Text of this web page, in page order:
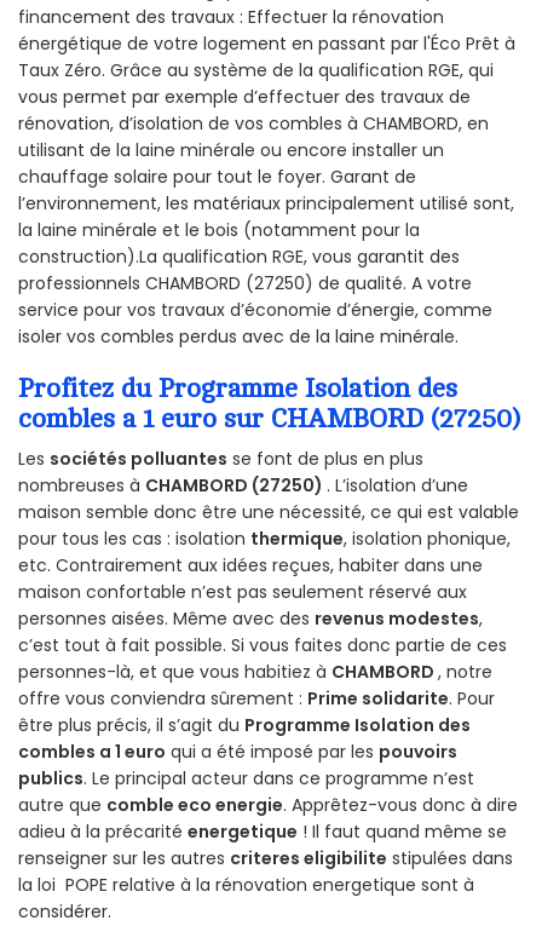
financement des travaux : Effectuer la rénovation
énergétique de votre logement en passant par l'Éco Prêt à
Taux Zéro. Grâce au système de la qualification RGE, qui
vous permet par exemple d’effectuer des travaux de
rénovation, d’isolation de vos combles à CHAMBORD, en
utilisant de la laine minérale ou encore installer un
chauffage solaire pour tout le foyer. Garant de
l’environnement, les matériaux principalement utilisé sont,
la laine minérale et le bois (notamment pour la
construction).La qualification RGE, vous garantit des
professionnels CHAMBORD (27250) de qualité. A votre
service pour vos travaux d’économie d’énergie, comme
isoler vos combles perdus avec de la laine minérale.
Profitez du Programme Isolation des
combles a 1 euro sur CHAMBORD (27250)
Les sociétés polluantes se font de plus en plus
nombreuses à CHAMBORD (27250) . L’isolation d’une
maison semble donc être une nécessité, ce qui est valable
pour tous les cas : isolation thermique, isolation phonique,
etc. Contrairement aux idées reçues, habiter dans une
maison confortable n’est pas seulement réservé aux
personnes aisées. Même avec des revenus modestes,
c’est tout à fait possible. Si vous faites donc partie de ces
personnes-là, et que vous habitiez à CHAMBORD , notre
offre vous conviendra sûrement : Prime solidarite. Pour
être plus précis, il s’agit du Programme Isolation des
combles a 1 euro qui a été imposé par les pouvoirs
publics. Le principal acteur dans ce programme n’est
autre que comble eco energie. Apprêtez-vous donc à dire
adieu à la précarité energetique ! Il faut quand même se
renseigner sur les autres criteres eligibilite stipulées dans
la loi POPE relative à la rénovation energetique sont à
considérer.